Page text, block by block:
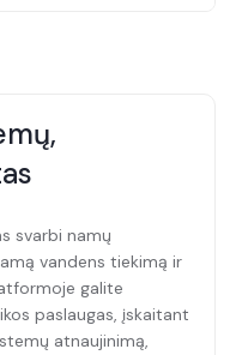
sklandžiai ir be
svarbi namų
vandens tiekimą ir
galite
paslaugas, įskaitant
atnaujinimą,